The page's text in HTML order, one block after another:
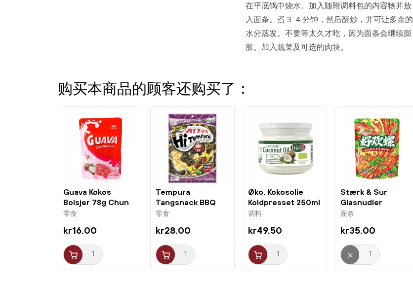
在平底锅中烧水。加入随附调料包的内容物并放
入面条。煮 3–4 分钟，然后翻炒，并可让多余的
水分蒸发。不要等太久才吃，因为面条会继续膨
胀。加入蔬菜及可选的肉块。
购买本商品的顾客还购买了：
Guava Kokos
Bolsjer 78g Chun
Guang
零食
kr16.00
Tempura
Tangsnack BBQ
40g Tao Kae Noi
零食
kr28.00
Øko. Kokosolie
Koldpresset 250ml
BioAsia
调料
kr49.50
Stærk & Sur
Glasnudler
(LuoSiFen) m....
面条
kr35.00